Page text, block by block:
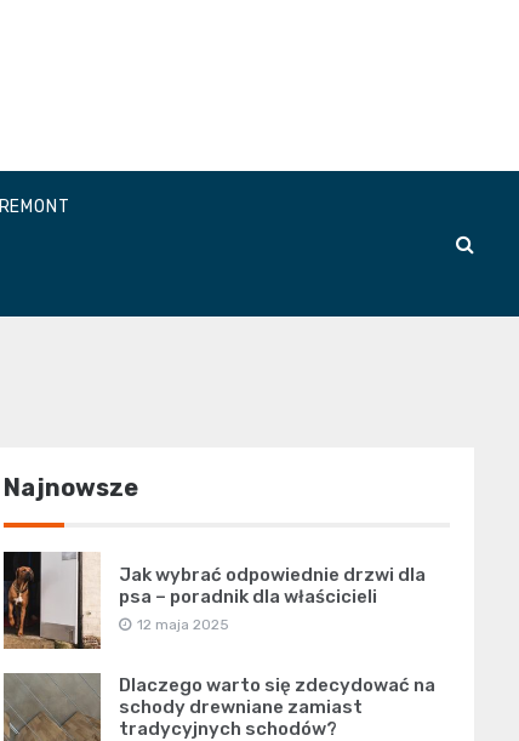
REMONT
Najnowsze
Jak wybrać odpowiednie drzwi dla
psa – poradnik dla właścicieli
12 maja 2025
Dlaczego warto się zdecydować na
schody drewniane zamiast
tradycyjnych schodów?